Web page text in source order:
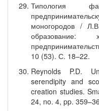
Типология
моногородов /
образование:
10 (53). С. 18–22.
Reynolds P.D.
serendipity and
creation studies.
24, no. 4, pp.